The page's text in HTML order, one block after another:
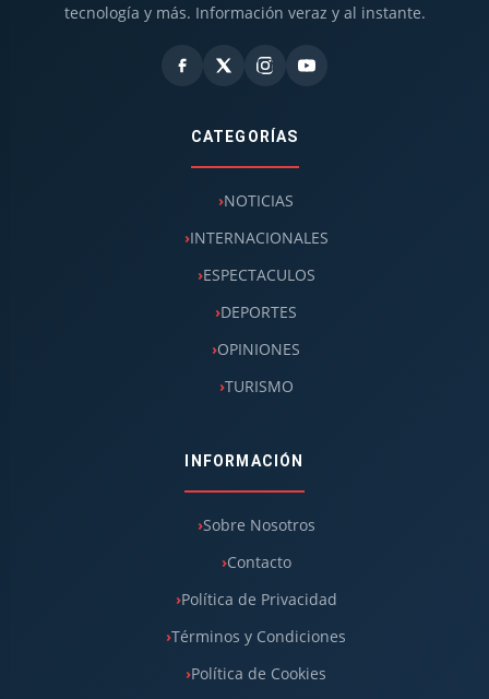
tecnología y más. Información veraz y al instante.
CATEGORÍAS
NOTICIAS
INTERNACIONALES
ESPECTACULOS
DEPORTES
OPINIONES
TURISMO
INFORMACIÓN
Sobre Nosotros
Contacto
Política de Privacidad
Términos y Condiciones
Política de Cookies